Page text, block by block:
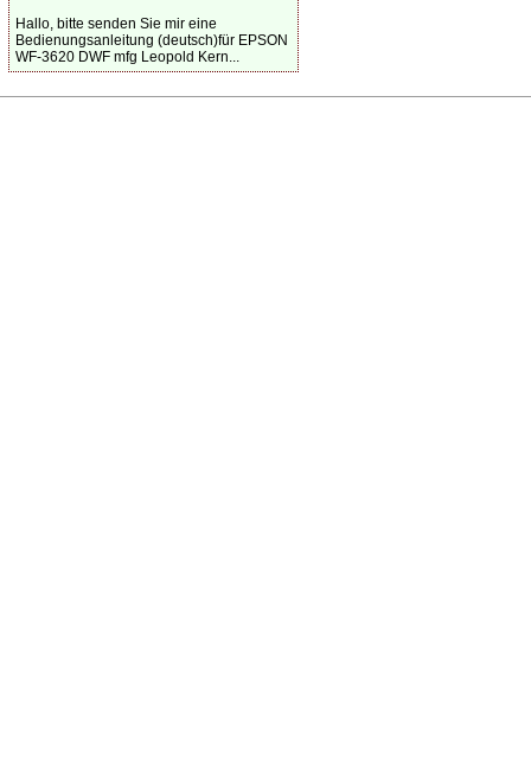
Hallo, bitte senden Sie mir eine
Bedienungsanleitung (deutsch)für EPSON
WF-3620 DWF mfg Leopold Kern...